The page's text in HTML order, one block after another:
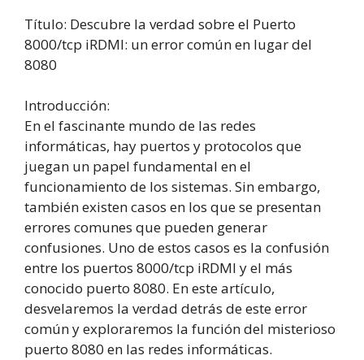
Título: Descubre la verdad sobre el Puerto
8000/tcp iRDMI: un error común en lugar del
8080
Introducción:
En el fascinante mundo de las redes
informáticas, hay puertos y protocolos que
juegan un papel fundamental en el
funcionamiento de los sistemas. Sin embargo,
también existen casos en los que se presentan
errores comunes que pueden generar
confusiones. Uno de estos casos es la confusión
entre los puertos 8000/tcp iRDMI y el más
conocido puerto 8080. En este artículo,
desvelaremos la verdad detrás de este error
común y exploraremos la función del misterioso
puerto 8080 en las redes informáticas.